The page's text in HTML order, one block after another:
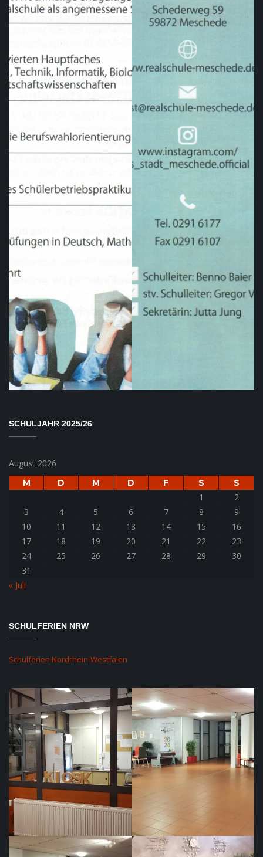
SCHULJAHR 2025/26
August 2026
M D M D F S S
1
2
3
4 5 6 7 8
9
10
11 12 13 14 15
16
17
18 19 20 21 22
23
24
25 26 27 28 29
30
31
« Juli
SCHULFERIEN NRW
Schulferien Nordrhein-Westfalen